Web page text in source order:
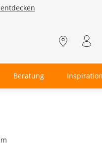
Beratung Inspiration
überspringen - Zum